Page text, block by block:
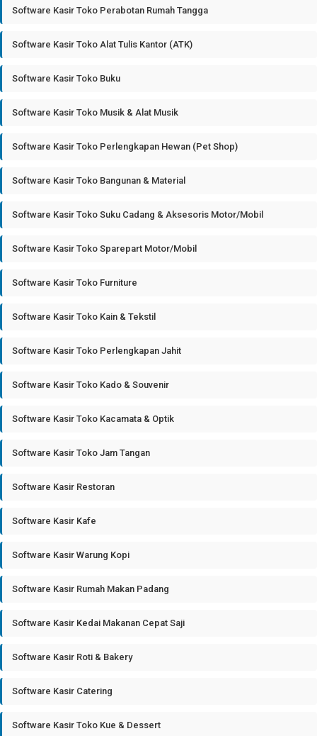
Software Kasir Toko Perabotan Rumah Tangga
Software Kasir Toko Alat Tulis Kantor (ATK)
Software Kasir Toko Buku
Software Kasir Toko Musik & Alat Musik
Software Kasir Toko Perlengkapan Hewan (Pet Shop)
Software Kasir Toko Bangunan & Material
Software Kasir Toko Suku Cadang & Aksesoris Motor/Mobil
Software Kasir Toko Sparepart Motor/Mobil
Software Kasir Toko Furniture
Software Kasir Toko Kain & Tekstil
Software Kasir Toko Perlengkapan Jahit
Software Kasir Toko Kado & Souvenir
Software Kasir Toko Kacamata & Optik
Software Kasir Toko Jam Tangan
Software Kasir Restoran
Software Kasir Kafe
Software Kasir Warung Kopi
Software Kasir Rumah Makan Padang
Software Kasir Kedai Makanan Cepat Saji
Software Kasir Roti & Bakery
Software Kasir Catering
Software Kasir Toko Kue & Dessert